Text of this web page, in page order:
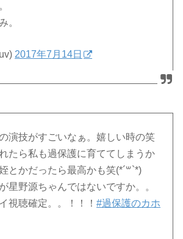
。
2017年7月14日
演技がすごいなぁ。嬉しい時の笑
たら私も過保護に育ててしまうか
とかだったら最高かも笑(*´꒳`*)
星野源ちゃんではないですか。。
視聴確定。。！！！#過保護のカホ